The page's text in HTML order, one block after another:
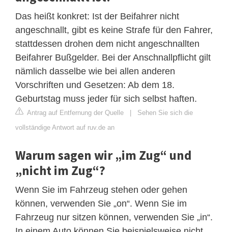
Das heißt konkret: Ist der Beifahrer nicht
angeschnallt, gibt es keine Strafe für den Fahrer,
stattdessen drohen dem nicht angeschnallten
Beifahrer Bußgelder. Bei der Anschnallpflicht gilt
nämlich dasselbe wie bei allen anderen
Vorschriften und Gesetzen: Ab dem 18.
Geburtstag muss jeder für sich selbst haften.
Antrag auf Entfernung der Quelle | Sehen Sie sich die
vollständige Antwort auf ruv.de an
Warum sagen wir „im Zug“ und
„nicht im Zug“?
Wenn Sie im Fahrzeug stehen oder gehen
können, verwenden Sie „on“. Wenn Sie im
Fahrzeug nur sitzen können, verwenden Sie „in“.